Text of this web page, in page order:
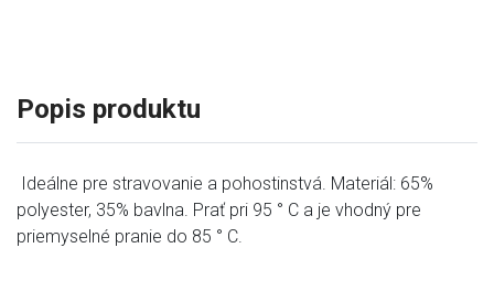
Popis produktu
Ideálne pre stravovanie a pohostinstvá. Materiál: 65%
polyester, 35% bavlna. Prať pri 95 ° C a je vhodný pre
priemyselné pranie do 85 ° C.